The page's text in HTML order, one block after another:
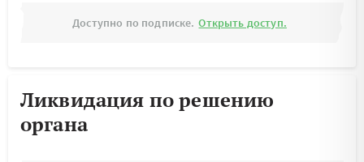
Доступно по подписке. Открыть доступ.
Ликвидация по решению
органа